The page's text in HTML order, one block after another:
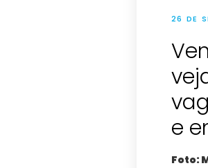
26 DE
e
Foto: